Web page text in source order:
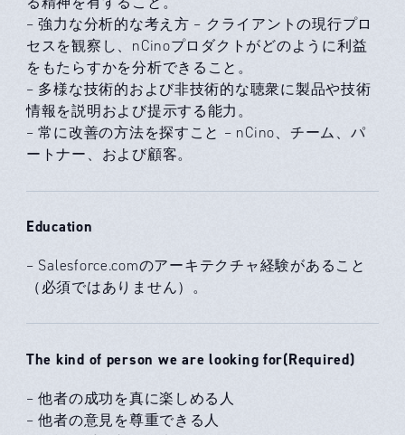
– 強力な分析的な考え方 – クライアントの現行プロ
セスを観察し、nCinoプロダクトがどのように利益
をもたらすかを分析できること。
– 多様な技術的および非技術的な聴衆に製品や技術
情報を説明および提示する能力。
– 常に改善の方法を探すこと – nCino、チーム、パ
ートナー、および顧客。
Education
– Salesforce.comのアーキテクチャ経験があること
（必須ではありません）。
The kind of person we are looking for(Required)
– 他者の成功を真に楽しめる人
– 他者の意見を尊重できる人